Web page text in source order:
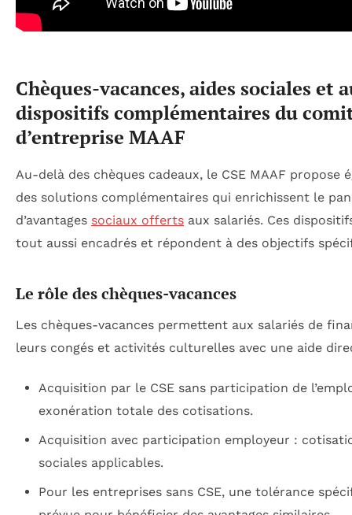
Chèques-vacances, aides sociales et
dispositifs complémentaires du
d’entreprise MAAF
Au-delà des chèques cadeaux, le CSE MAAF propose
des solutions complémentaires qui enrichissent le
d’avantages sociaux offerts aux salariés. Ces
tout aussi encadrés et répondent à des objectifs
Le rôle des chèques-vacances
Les chèques-vacances permettent aux salariés de
leurs congés et activités culturelles avec une aide
Acquisition par le CSE sans participation de
exonération totale des cotisations.
Acquisition avec participation employeur :
sociales applicables.
Pour les entreprises sans CSE, une tolérance